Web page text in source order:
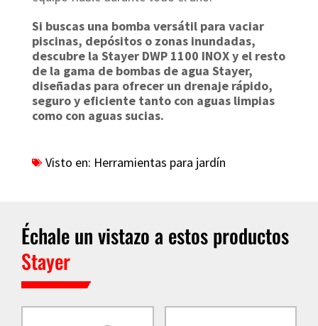
Si buscas una bomba versátil para vaciar
piscinas, depósitos o zonas inundadas,
descubre la Stayer DWP 1100 INOX y el resto
de la gama de bombas de agua Stayer,
diseñadas para ofrecer un drenaje rápido,
seguro y eficiente tanto con aguas limpias
como con aguas sucias.
Visto en: Herramientas para jardín
Échale un vistazo a estos productos
Stayer